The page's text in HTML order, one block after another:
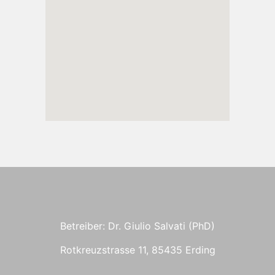
Betreiber: Dr. Giulio Salvati (PhD)
Rotkreuzstrasse 11, 85435 Erding